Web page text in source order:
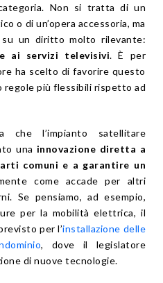
Non si tratta di un
o di un’opera accessoria, ma
un diritto molto rilevante:
e ai servizi televisivi. È per
ha scelto di favorire questo
più flessibili rispetto ad
che l’impianto satellitare
una innovazione diretta a
comuni e a garantire un
come accade per altri
Se pensiamo, ad esempio,
per la mobilità elettrica, il
per l’installazione delle
, dove il legislatore
di nuove tecnologie.